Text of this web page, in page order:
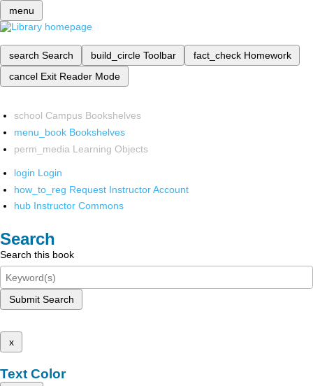
menu
search Search build_circle Toolbar fact_check Homework
cancel Exit Reader Mode
school Campus Bookshelves
menu_book Bookshelves
perm_media Learning Objects
login Login
how_to_reg Request Instructor Account
hub Instructor Commons
Search
Search this book
Submit Search
x
Text Color